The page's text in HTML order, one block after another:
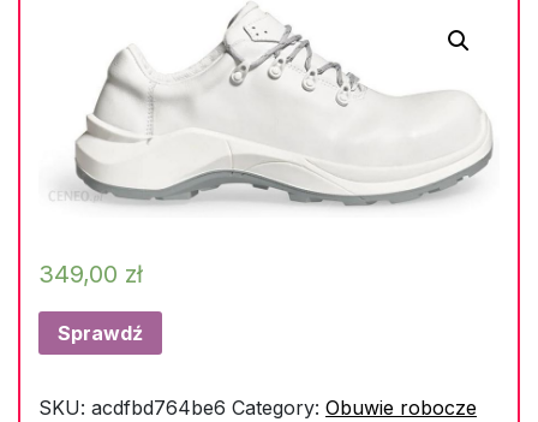
349,00 zł
Sprawdź
SKU: acdfbd764be6 Category: Obuwie robocze